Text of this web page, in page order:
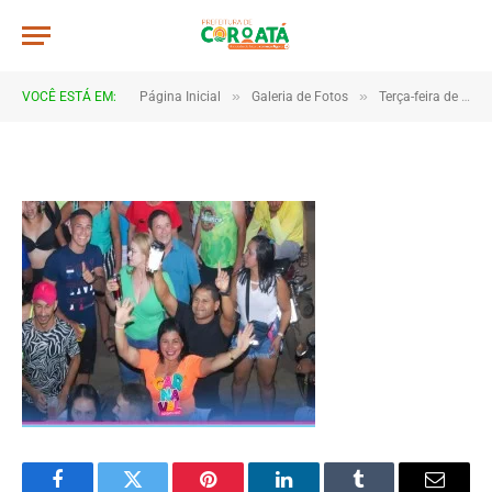
VOCÊ ESTÁ EM: Página Inicial » Galeria de Fotos » Terça-feira de carnaval 2023